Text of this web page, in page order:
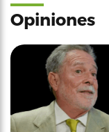
Opiniones